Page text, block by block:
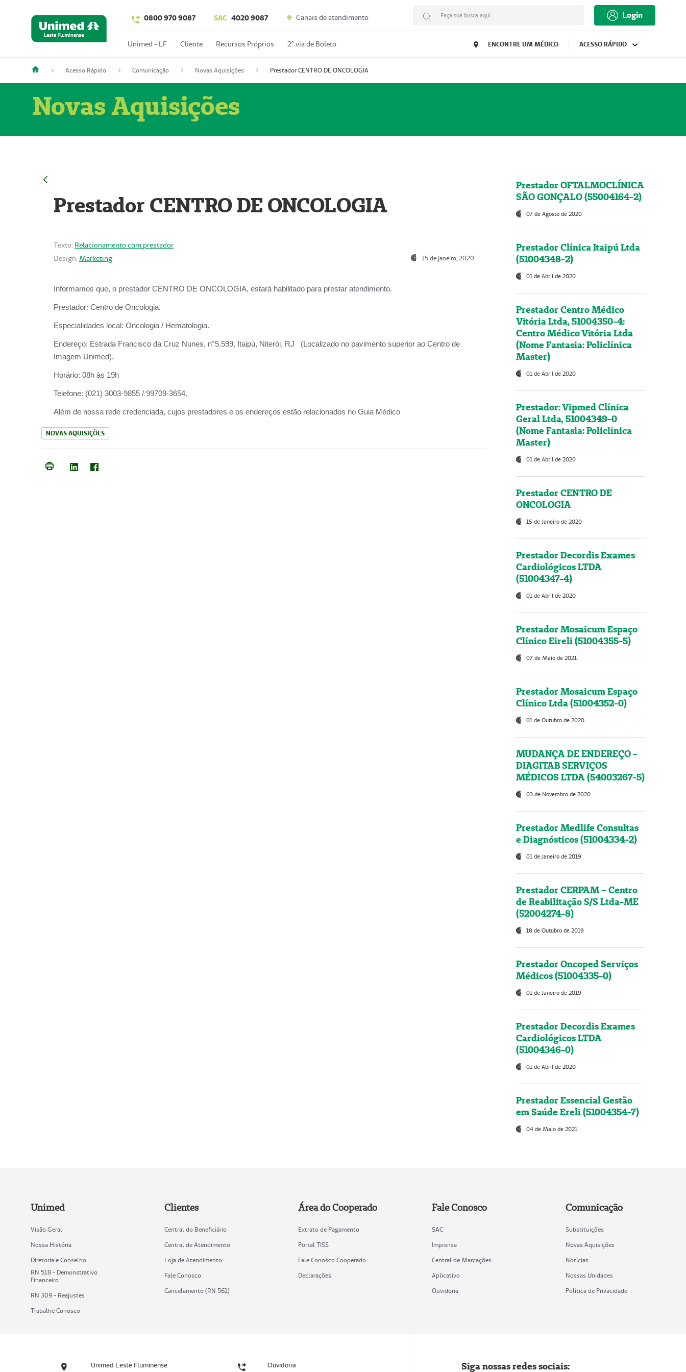
0800 970 9087 SAC 4020 9087 Canais de atendimento Faça sua busca aqui Login
Unimed - LF Cliente Recursos Próprios 2º via de Boleto ENCONTRE UM MÉDICO ACESSO RÁPIDO
Acesso Rápido Comunicação Novas Aquisições Prestador CENTRO DE ONCOLOGIA
Novas Aquisições
Prestador CENTRO DE ONCOLOGIA
Texto: Relacionamento com prestador
Design: Marketing 15 de janeiro, 2020
Informamos que, o prestador CENTRO DE ONCOLOGIA, estará habilitado para prestar atendimento.
Prestador: Centro de Oncologia.
Especialidades local: Oncologia / Hematologia.
Endereço: Estrada Francisco da Cruz Nunes, n°5.599, Itaipú, Niterói, RJ (Localizado no pavimento superior ao Centro de
Imagem Unimed).
Horário: 08h às 19h
Telefone: (021) 3003-9855 / 99709-3654.
Além de nossa rede credenciada, cujos prestadores e os endereços estão relacionados no Guia Médico
NOVAS AQUISIÇÕES
Prestador OFTALMOCLÍNICA
SÃO GONÇALO (55004164-2)
07 de Agosto de 2020
Prestador Clínica Itaipú Ltda
(51004348-2)
01 de Abril de 2020
Prestador Centro Médico
Vitória Ltda, 51004350-4:
Centro Médico Vitória Ltda
(Nome Fantasia: Policlínica
Master)
01 de Abril de 2020
Prestador: Vipmed Clínica
Geral Ltda, 51004349-0
(Nome Fantasia: Policlínica
Master)
01 de Abril de 2020
Prestador CENTRO DE
ONCOLOGIA
15 de Janeiro de 2020
Prestador Decordis Exames
Cardiológicos LTDA
(51004347-4)
01 de Abril de 2020
Prestador Mosaicum Espaço
Clínico Eireli (51004355-5)
07 de Maio de 2021
Prestador Mosaicum Espaço
Clínico Ltda (51004352-0)
01 de Outubro de 2020
MUDANÇA DE ENDEREÇO -
DIAGITAB SERVIÇOS
MÉDICOS LTDA (54003267-5)
03 de Novembro de 2020
Prestador Medlife Consultas
e Diagnósticos (51004334-2)
01 de Janeiro de 2019
Prestador CERPAM – Centro
de Reabilitação S/S Ltda-ME
(52004274-8)
18 de Outubro de 2019
Prestador Oncoped Serviços
Médicos (51004335-0)
01 de Janeiro de 2019
Prestador Decordis Exames
Cardiológicos LTDA
(51004346-0)
01 de Abril de 2020
Prestador Essencial Gestão
em Saúde Ereli (51004354-7)
04 de Maio de 2021
Unimed
Visão Geral
Nossa História
Diretoria e Conselho
RN 518 - Demonstrativo
Financeiro
RN 309 - Reajustes
Trabalhe Conosco
Clientes
Central do Beneficiário
Central de Atendimento
Loja de Atendimento
Fale Conosco
Cancelamento (RN 561)
Área do Cooperado
Extrato de Pagamento
Portal TISS
Fale Conosco Cooperado
Declarações
Fale Conosco
SAC
Imprensa
Central de Marcações
Aplicativo
Ouvidoria
Comunicação
Substituições
Novas Aquisições
Notícias
Nossas Unidades
Política de Privacidade
Unimed Leste Fluminense Ouvidoria Siga nossas redes sociais: